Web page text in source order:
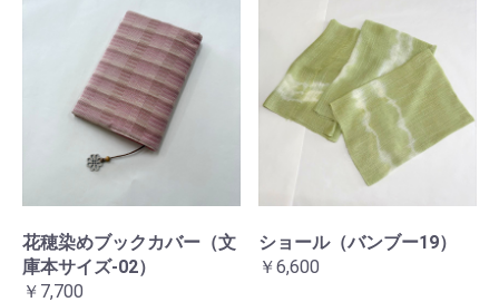
花穂染めブックカバー（文
庫本サイズ-02）
￥7,700
ショール（バンブー19）
￥6,600